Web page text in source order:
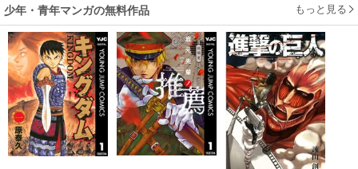
少年・青年マンガの無料作品 もっと見る